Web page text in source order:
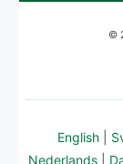
©
English|
Nederlands